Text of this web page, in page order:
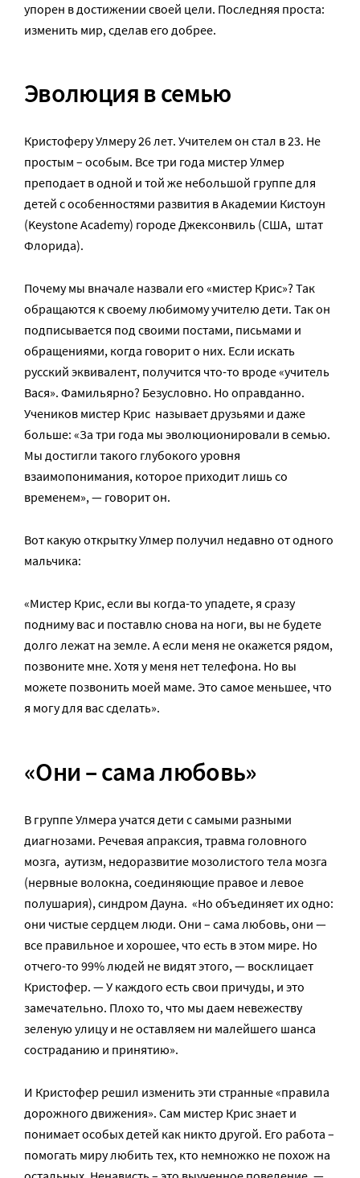
упорен в достижении своей цели. Последняя проста:
изменить мир, сделав его добрее.
Эволюция в семью
Кристоферу Улмеру 26 лет. Учителем он стал в 23. Не
простым – особым. Все три года мистер Улмер
преподает в одной и той же небольшой группе для
детей с особенностями развития в Академии Кистоун
(Keystone Academy) городе Джексонвиль (США, штат
Флорида).
Почему мы вначале назвали его «мистер Крис»? Так
обращаются к своему любимому учителю дети. Так он
подписывается под своими постами, письмами и
обращениями, когда говорит о них. Если искать
русский эквивалент, получится что-то вроде «учитель
Вася». Фамильярно? Безусловно. Но оправданно.
Учеников мистер Крис называет друзьями и даже
больше: «За три года мы эволюционировали в семью.
Мы достигли такого глубокого уровня
взаимопонимания, которое приходит лишь со
временем», — говорит он.
Вот какую открытку Улмер получил недавно от одного
мальчика:
«Мистер Крис, если вы когда-то упадете, я сразу
подниму вас и поставлю снова на ноги, вы не будете
долго лежат на земле. А если меня не окажется рядом,
позвоните мне. Хотя у меня нет телефона. Но вы
можете позвонить моей маме. Это самое меньшее, что
я могу для вас сделать».
«Они – сама любовь»
В группе Улмера учатся дети с самыми разными
диагнозами. Речевая апраксия, травма головного
мозга, аутизм, недоразвитие мозолистого тела мозга
(нервные волокна, соединяющие правое и левое
полушария), синдром Дауна. «Но объединяет их одно:
они чистые сердцем люди. Они – сама любовь, они —
все правильное и хорошее, что есть в этом мире. Но
отчего-то 99% людей не видят этого, — восклицает
Кристофер. — У каждого есть свои причуды, и это
замечательно. Плохо то, что мы даем невежеству
зеленую улицу и не оставляем ни малейшего шанса
состраданию и принятию».
И Кристофер решил изменить эти странные «правила
дорожного движения». Сам мистер Крис знает и
понимает особых детей как никто другой. Его работа –
помогать миру любить тех, кто немножко не похож на